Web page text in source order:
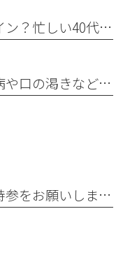
疲れと喉の渇きは糖尿病のサイン？忙しい40代の受診目安
糖尿病は自覚症状なし？歯周病や口の渇きなど初期サイン5つと数値
マイナ保険証か資格確認書の持参をお願いします